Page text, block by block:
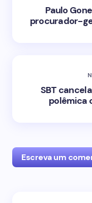
Paulo
procurador-
SBT
polêmica
Escreva um